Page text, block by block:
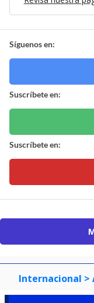
Síguenos en:
Suscríbete en:
Suscríbete en:
Internacional >